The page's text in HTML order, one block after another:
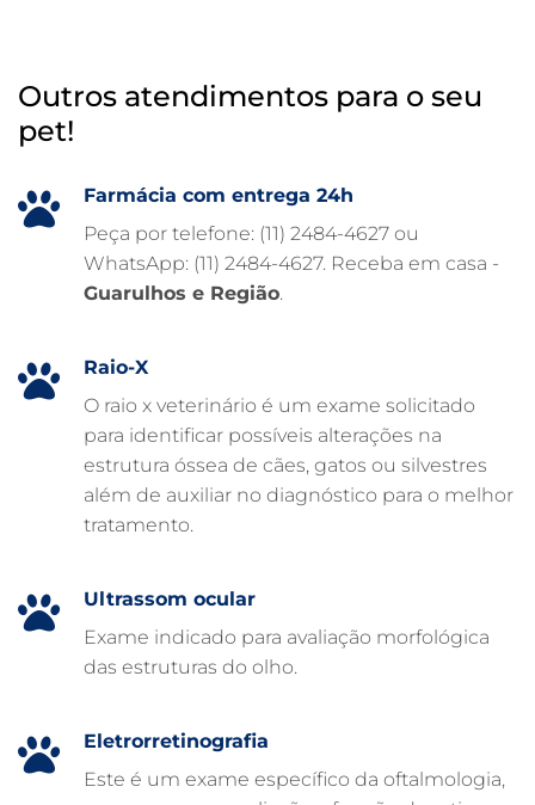
HOSPITAL VETERINÁRIO 24 HORAS
HOSPITAL VETERINÁRIO
FISIOTERAPIA VETERINÁRIA
FARMÁCIA VETERINÁRIA 24H
EMERGÊNCIA VETERINÁRIA
EMERGÊNCIA PARA PETS
CUIDADOS INTENSIVOS EM ANIMAIS
CLÍNICA VETERINÁRIA ARCA
CLÍNICA VETERINÁRIA 24 HORAS
ATENDIMENTO VETERINÁRIO
Outros atendimentos para o seu
pet!
Farmácia com entrega 24h
Peça por telefone: (11) 2484-4627 ou
WhatsApp: (11) 2484-4627. Receba em casa -
Guarulhos e Região.
Raio-X
O raio x veterinário é um exame solicitado
para identificar possíveis alterações na
estrutura óssea de cães, gatos ou silvestres
além de auxiliar no diagnóstico para o melhor
tratamento.
Ultrassom ocular
Exame indicado para avaliação morfológica
das estruturas do olho.
Eletrorretinografia
Este é um exame específico da oftalmologia,